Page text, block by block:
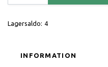
Lagersaldo: 4
INFORMATION